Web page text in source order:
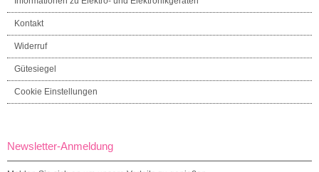
Kontakt
Widerruf
Gütesiegel
Cookie Einstellungen
Newsletter-Anmeldung